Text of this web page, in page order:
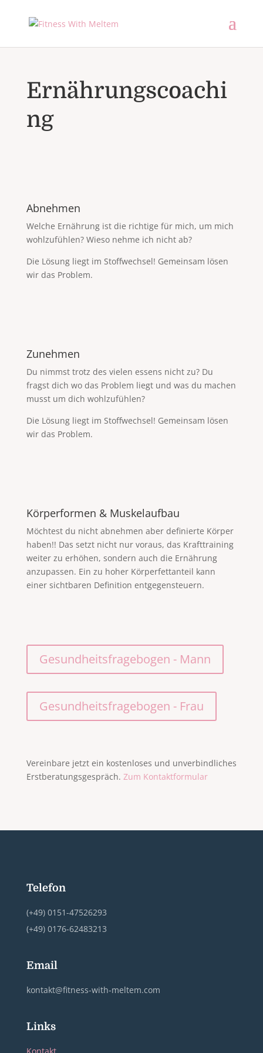
Ernährungscoachi
ng
Abnehmen
Welche Ernährung ist die richtige für mich, um mich
wohlzufühlen? Wieso nehme ich nicht ab?
Die Lösung liegt im Stoffwechsel! Gemeinsam lösen
wir das Problem.
Zunehmen
Du nimmst trotz des vielen essens nicht zu? Du
fragst dich wo das Problem liegt und was du machen
musst um dich wohlzufühlen?
Die Lösung liegt im Stoffwechsel! Gemeinsam lösen
wir das Problem.
Körperformen & Muskelaufbau
Möchtest du nicht abnehmen aber definierte Körper
haben!! Das setzt nicht nur voraus, das Krafttraining
weiter zu erhöhen, sondern auch die Ernährung
anzupassen. Ein zu hoher Körperfettanteil kann
einer sichtbaren Definition entgegensteuern.
Gesundheitsfragebogen - Mann
Gesundheitsfragebogen - Frau
Vereinbare jetzt ein kostenloses und unverbindliches
Erstberatungsgespräch. Zum Kontaktformular
Telefon
(+49) 0151-47526293
(+49) 0176-62483213
Email
kontakt@fitness-with-meltem.com
Links